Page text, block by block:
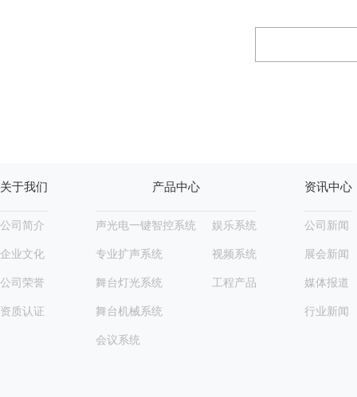
关于我们
公司简介
企业文化
公司荣誉
资质认证
产品中心
声光电一键智控系统
专业扩声系统
舞台灯光系统
舞台机械系统
会议系统
娱乐系统
视频系统
工程产品
资讯中心
公司新闻
展会新闻
媒体报道
行业新闻